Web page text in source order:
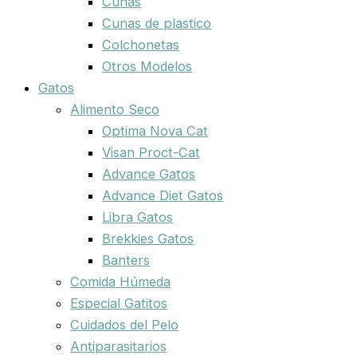
Cunas de plastico
Colchonetas
Otros Modelos
Gatos
Alimento Seco
Optima Nova Cat
Visan Proct-Cat
Advance Gatos
Advance Diet Gatos
Libra Gatos
Brekkies Gatos
Banters
Comida Húmeda
Especial Gatitos
Cuidados del Pelo
Antiparasitarios